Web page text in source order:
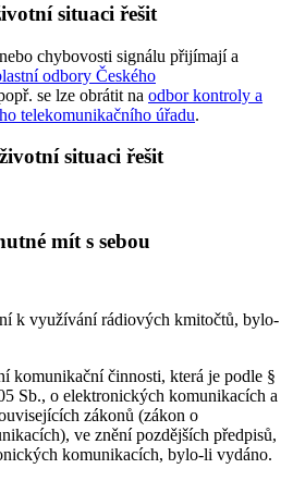
situaci řešit
chybovosti signálu přijímají a
odbory Českého
se lze obrátit na odbor kontroly a
telekomunikačního úřadu.
situaci řešit
mít s sebou
k využívání rádiových kmitočtů, bylo-
komunikační činnosti, která je podle §
Sb., o elektronických komunikacích a
zákonů (zákon o
ve znění pozdějších předpisů,
komunikacích, bylo-li vydáno.